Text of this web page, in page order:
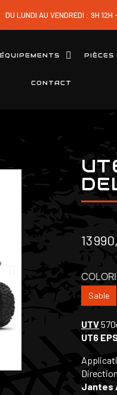
DU LUNDI AU VENDREDI : 9H 12H
ÉQUIPEMENTS PIÈCES
CONTACT
13
Sable
UTV
UT6
Jantes